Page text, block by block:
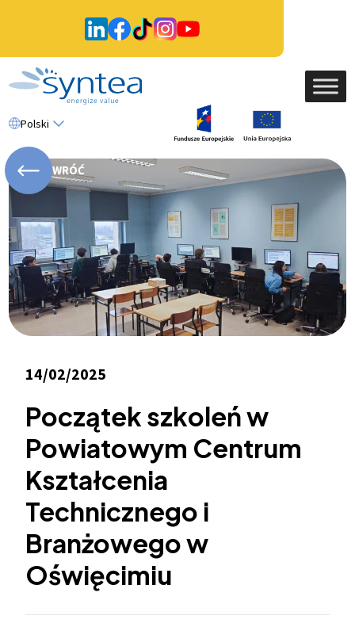
Polski
WRÓĆ
14/02/2025
Początek szkoleń w
Powiatowym Centrum
Kształcenia
Technicznego i
Branżowego w
Oświęcimiu